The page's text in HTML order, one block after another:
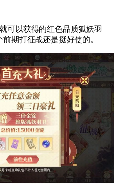
可以获得的红色品质狐妖羽
期打征战还是挺好使的。